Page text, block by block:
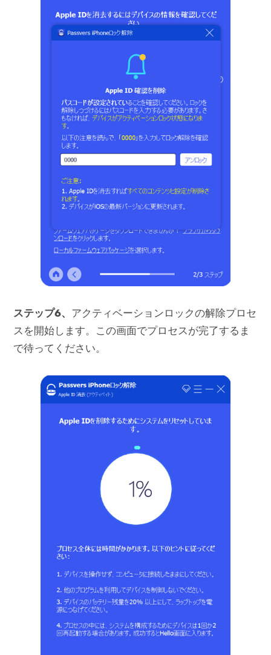
ステップ6、 アクティベーションロックの解除プロセ
スを開始します。この画面でプロセスが完了するま
で待ってください。